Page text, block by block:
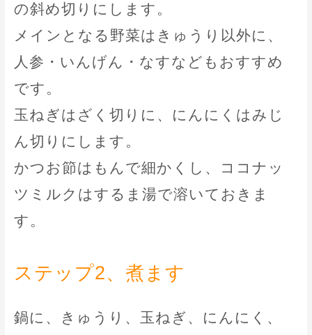
の斜め切りにします。
メインとなる野菜はきゅうり以外に、
人参・いんげん・なすなどもおすすめ
です。
玉ねぎはざく切りに、にんにくはみじ
ん切りにします。
かつお節はもんで細かくし、ココナッ
ツミルクはするま湯で溶いておきま
す。
ステップ2、煮ます
鍋に、きゅうり、玉ねぎ、にんにく、